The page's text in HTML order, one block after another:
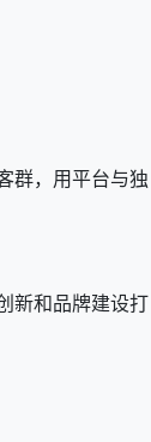
群，用平台与独
新和品牌建设打